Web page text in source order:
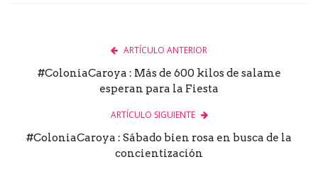
ARTÍCULO ANTERIOR
#ColoniaCaroya : Más de 600 kilos de salame
esperan para la Fiesta
ARTÍCULO SIGUIENTE
#ColoniaCaroya : Sábado bien rosa en busca de la
concientización